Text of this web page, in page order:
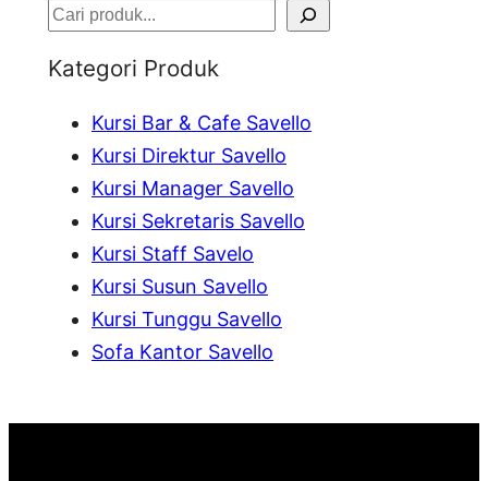
S
Kategori Produk
Kursi Bar & Cafe Savello
Kursi Direktur Savello
Kursi Manager Savello
Kursi Sekretaris Savello
Kursi Staff Savelo
Kursi Susun Savello
Kursi Tunggu Savello
Sofa Kantor Savello